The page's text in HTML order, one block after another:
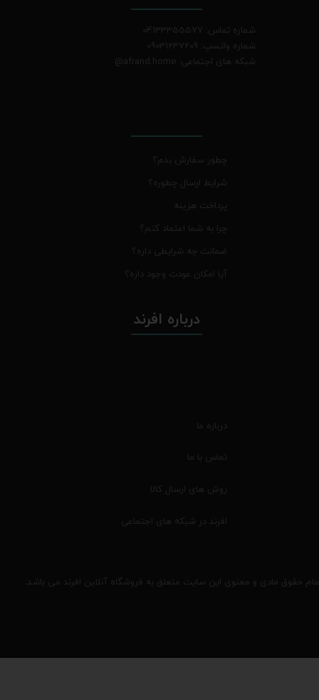
شماره تماس: 04133355577
شماره واتسپ: 09031237209
شبکه های اجتماعی: afrand.home
@
چطور سفارش بدم؟
شرایط ارسال چطوره؟
پرداخت هزینه
چرا به شما اعتماد کنم؟
ضمانت چه شرایطی داره؟
آیا امکان عودت وجود داره؟
حقوق مادی و معنوی این سایت متعلق به فروشگاه آنلاین افرند می باشد.
درباره افرند
درباره ما
تماس با ما
روش های ارسال کالا
افرند در شبکه های اجتماعی